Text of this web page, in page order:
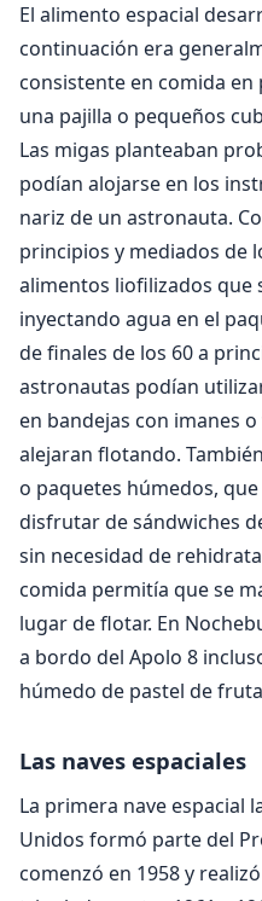
El alimento espacial
continuación era
consistente en comida
una pajilla o pequeños
Las migas planteaban
podían alojarse en los
nariz de un astronauta.
principios y mediados de
alimentos liofilizados
inyectando agua en el
de finales de los 60 a
astronautas podían
en bandejas con imanes
alejaran flotando.
o paquetes húmedos,
disfrutar de sándwiches
sin necesidad de
comida permitía que se
lugar de flotar. En
a bordo del Apolo 8
húmedo de pastel de
Las naves espaciales
La primera nave espacial
Unidos formó parte del
comenzó en 1958 y